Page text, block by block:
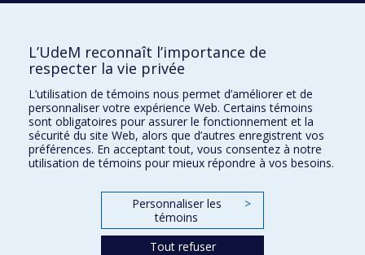
Comment soutenir l'École?
BESOIN D'AIDE?
Plan du site
Signaler une erreur
Accessibilité
FACULTÉ DES ARTS ET DES SCIENCES
Nos départements et écoles
L’UdeM reconnaît l’importance de
respecter la vie privée
L’utilisation de témoins nous permet d’améliorer et de
personnaliser votre expérience Web. Certains témoins
sont obligatoires pour assurer le fonctionnement et la
sécurité du site Web, alors que d’autres enregistrent vos
préférences. En acceptant tout, vous consentez à notre
utilisation de témoins pour mieux répondre à vos besoins.
Personnaliser les
témoins
>
Tout refuser